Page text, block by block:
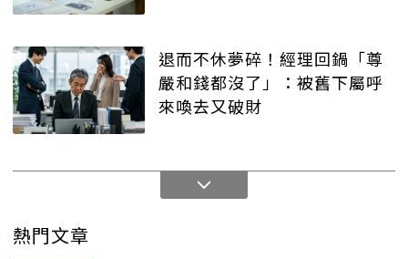
退而不休夢碎！經理回鍋「尊
嚴和錢都沒了」：被舊下屬呼
來喚去又破財
熱門文章